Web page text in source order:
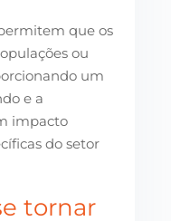
que os
ou
um
e a
impacto
do setor
tornar